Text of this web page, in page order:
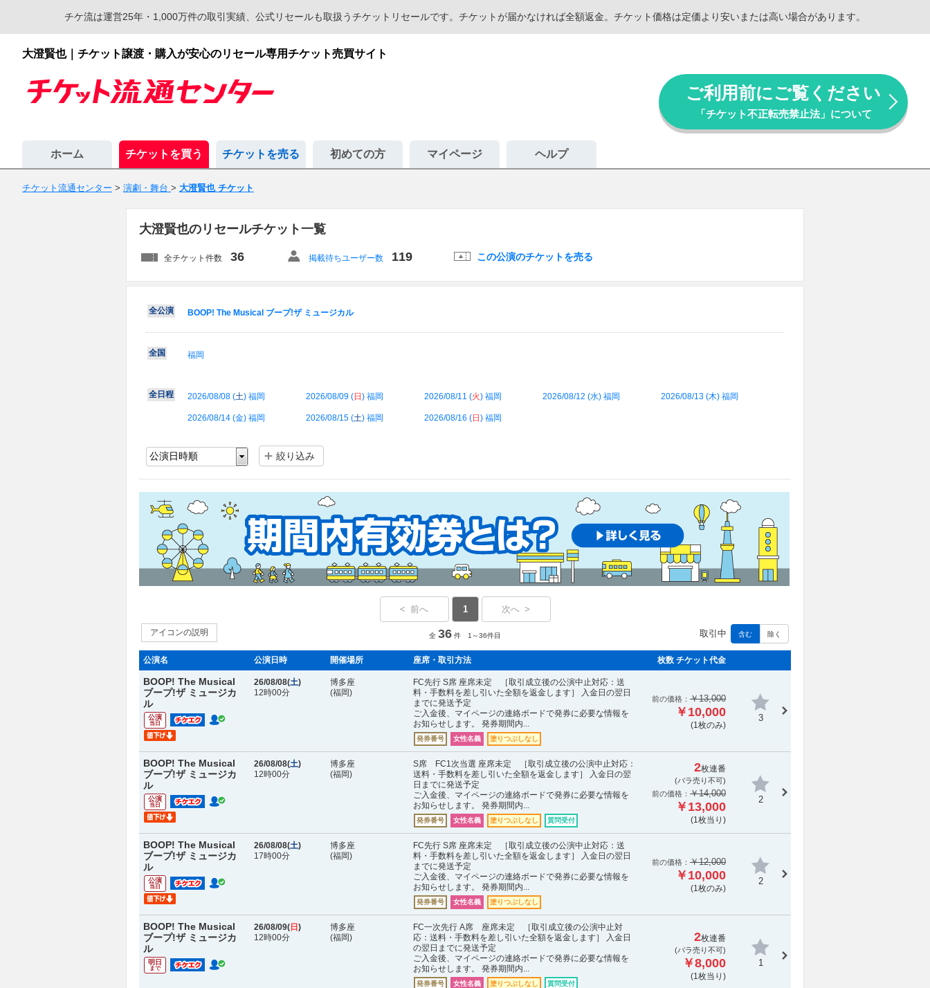
チケ流は運営25年・1,000万件の取引実績、公式リセールも取扱うチケットリセールです。チケットが届かなければ全額返金。チケット価格は定価より安いまたは高い場合があります。
大澄賢也｜チケット譲渡・購入が安心のリセール専用チケット売買サイト
ご利用前にご覧ください
「チケット不正転売禁止法」について
ホーム チケットを買う チケットを売る 初めての方 マイページ ヘルプ
チケット流通センター > 演劇・舞台 > 大澄賢也 チケット
大澄賢也のリセールチケット一覧
全チケット件数 36 掲載待ちユーザー数 119 この公演のチケットを売る
全公演 BOOP! The Musical ブープ!ザ ミュージカル
全国 福岡
全日程 2026/08/08 (土) 福岡 2026/08/09 (日 ) 福岡 2026/08/11 (火) 福岡 2026/08/12 (水) 福岡 2026/08/13 (木) 福岡
2026/08/14 (金) 福岡 2026/08/15 (土) 福岡 2026/08/16 (日 ) 福岡
絞り込み
アイコンの説明 取引中 含む 除く
< 前へ 1 次へ >
全 36 件 1～36件目
公演名 公演日時 開催場所 座席・取引方法 枚数 チケット代金
BOOP! The Musical
ブープ!ザ ミュージカ
ル
公演
当日
26/08/08(土)
12時00分
博多座
(福岡)
FC先行 S席 座席未定 ［取引成立後の公演中止対応：送
料・手数料を差し引いた全額を返金します］ 入金日の翌日
までに発送予定
ご入金後、マイページの連絡ボードで発券に必要な情報を
お知らせします。 発券期間内...
発券番号 女性名義 塗りつぶしなし
前の価格： ￥13,000
￥10,000
(1枚のみ)
3
BOOP! The Musical
ブープ!ザ ミュージカ
ル
公演
当日
26/08/08(土)
12時00分
博多座
(福岡)
S席 FC1次当選 座席未定 ［取引成立後の公演中止対応：
送料・手数料を差し引いた全額を返金します］ 入金日の翌
日までに発送予定
ご入金後、マイページの連絡ボードで発券に必要な情報を
お知らせします。 発券期間内...
発券番号 女性名義 塗りつぶしなし 質問受付
2枚連番
(バラ売り不可)
前の価格： ￥14,000
￥13,000
(1枚当り)
2
BOOP! The Musical
ブープ!ザ ミュージカ
ル
公演
当日
26/08/08(土)
17時00分
博多座
(福岡)
FC先行 S席 座席未定 ［取引成立後の公演中止対応：送
料・手数料を差し引いた全額を返金します］ 入金日の翌日
までに発送予定
ご入金後、マイページの連絡ボードで発券に必要な情報を
お知らせします。 発券期間内...
発券番号 女性名義 塗りつぶしなし
前の価格： ￥12,000
￥10,000
(1枚のみ)
2
BOOP! The Musical
ブープ!ザ ミュージカ
ル
明日
まで
26/08/09( 日 )
12時00分
博多座
(福岡)
FC一次先行 A席 座席未定 ［取引成立後の公演中止対
応：送料・手数料を差し引いた全額を返金します］ 入金日
の翌日までに発送予定
ご入金後、マイページの連絡ボードで発券に必要な情報を
お知らせします。 発券期間内...
発券番号 女性名義 塗りつぶしなし 質問受付
2枚連番
(バラ売り不可)
￥8,000
(1枚当り)
1